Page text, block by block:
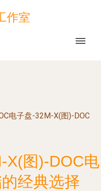
作室
电子盘-32M-X(图)-DOC
X(图)-DOC电
经典选择